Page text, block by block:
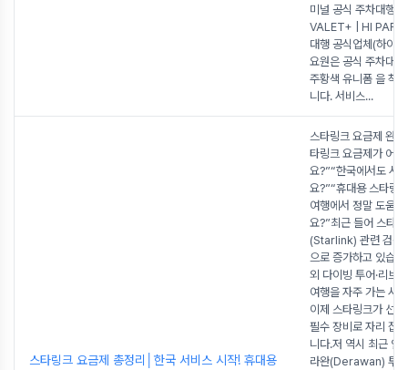
미널 공식 주차대행
VALET+ | HI
대행 공식업체(하이
요원은 공식 주차대
주황색 유니폼 을 착
니다. 서비스...
스타링크 요금제 총정리│한국 서비스 시작! 휴대용
스타링크 요금제 완
타링크 요금제가 어떻
요?”“한국에서도 서
요?”“휴대용 스타링
여행에서 정말 도움이
요?”최근 들어 스타
(Starlink) 관련 검색
으로 증가하고 있습
외 다이빙 투어·리브
여행을 자주 가는 사
이제 스타링크가 선
필수 장비로 자리 잡
니다.저 역시 최근 인
라완(Derawan) 투